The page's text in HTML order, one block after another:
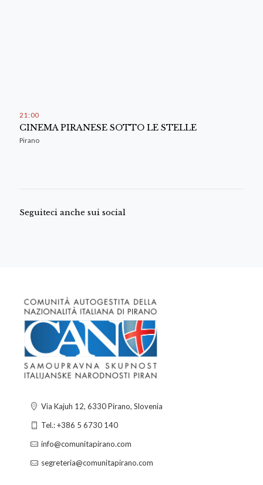
21 : 00
CINEMA PIRANESE SOTTO LE STELLE
Pirano
Seguiteci anche sui social
Via Kajuh 12, 6330 Pirano, Slovenia
Tel.: +386 5 6730 140
info@comunitapirano.com
segreteria@comunitapirano.com